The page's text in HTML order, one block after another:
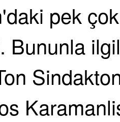
pek çok
Bununla